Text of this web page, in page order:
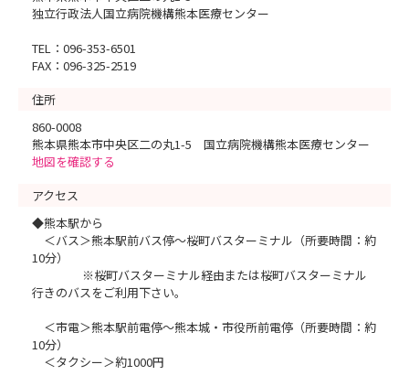
独立行政法人国立病院機構熊本医療センター
TEL：096-353-6501
FAX：096-325-2519
住所
860-0008
熊本県熊本市中央区二の丸1-5 国立病院機構熊本医療センター
地図を確認する
アクセス
◆熊本駅から
＜バス＞熊本駅前バス停～桜町バスターミナル（所要時間：約
10分）
※桜町バスターミナル経由または桜町バスターミナル
行きのバスをご利用下さい。
＜市電＞熊本駅前電停～熊本城・市役所前電停（所要時間：約
10分）
＜タクシー＞約1000円